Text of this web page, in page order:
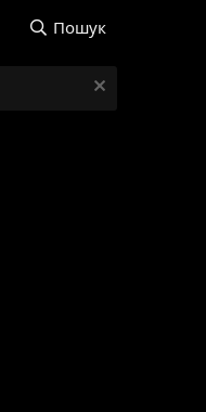
Пошук